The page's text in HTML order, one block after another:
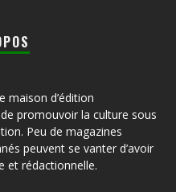
maison d’édition
promouvoir la culture sous
Peu de magazines
peuvent se vanter d’avoir
et rédactionnelle.